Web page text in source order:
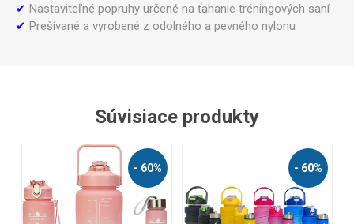
✔ Nastaviteľné popruhy určené na ťahanie tréningových saní
✔ Prešívané a vyrobené z odolného a pevného nylonu
Súvisiace produkty
- 60%